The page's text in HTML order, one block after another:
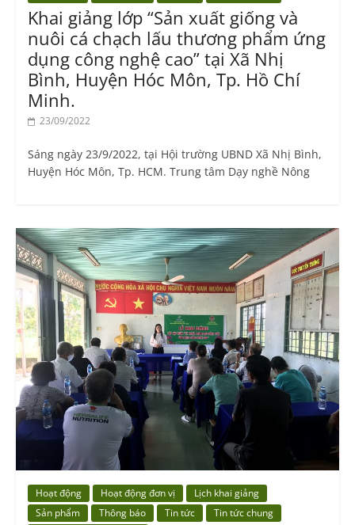
Khai giảng lớp “Sản xuất giống và
nuôi cá chạch lấu thương phẩm ứng
dụng công nghệ cao” tại Xã Nhị
Bình, Huyện Hóc Môn, Tp. Hồ Chí
Minh.
23/09/2022
Sáng ngày 23/9/2022, tại Hội trường UBND Xã Nhị Bình,
Huyện Hóc Môn, Tp. HCM. Trung tâm Dạy nghề Nông
Hoạt động Hoạt động đơn vị
Lịch khai giảng
Sản phẩm
Thông báo Tin tức
Tin tức chung